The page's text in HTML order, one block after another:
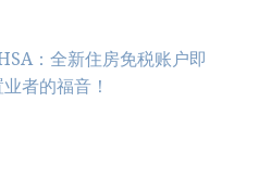
：全新住房免税账户即
者的福音！